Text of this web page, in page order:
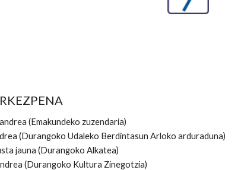
(Emakundeko zuzendaria)
(Durangoko Udaleko Berdintasun Arloko arduraduna)
jauna (Durangoko Alkatea)
(Durangoko Kultura Zinegotzia)